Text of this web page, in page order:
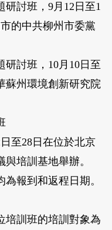
研討班， 9月 12 日至1
的中共柳州市委黨
研討班， 10月 10日至
蘇州環境創新研究院
日至28日在位於北京
培訓基地舉辦。
報到和返程日期。
培訓班的培訓對象為